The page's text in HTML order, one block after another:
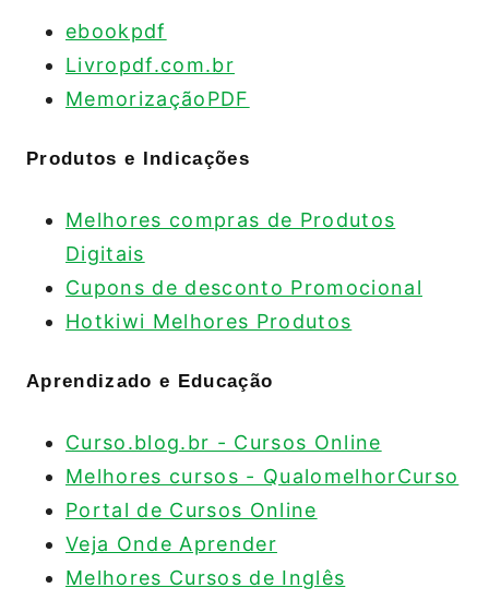
ebookpdf
Livropdf.com.br
MemorizaçãoPDF
Produtos e Indicações
Melhores compras de Produtos
Digitais
Cupons de desconto Promocional
Hotkiwi Melhores Produtos
Aprendizado e Educação
Curso.blog.br - Cursos Online
Melhores cursos - QualomelhorCurso
Portal de Cursos Online
Veja Onde Aprender
Melhores Cursos de Inglês